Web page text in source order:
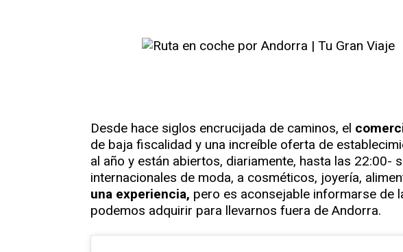
Desde hace siglos encrucijada de caminos, el
de baja fiscalidad y una increíble oferta de
al año y están abiertos, diariamente, hasta las
internacionales de moda, a cosméticos, joyería,
una experiencia, pero es aconsejable informarse de
podemos adquirir para llevarnos fuera de Andorra.